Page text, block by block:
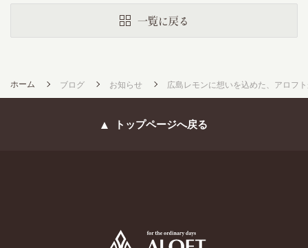
一覧に戻る
ホーム ブログ お知らせ 広島レモンに想いを込めた、アロフ
トップページへ戻る